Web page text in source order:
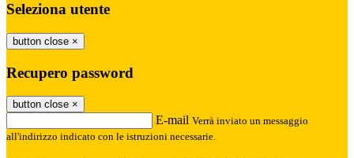
Seleziona utente
button close ×
Recupero password
button close ×
E-mail Verrà inviato un messaggio
all'indirizzo indicato con le istruzioni necessarie.